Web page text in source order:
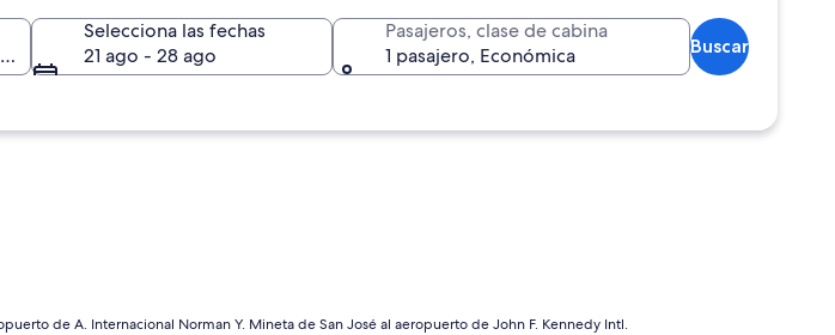
Selecciona las fechas
21 ago - 28 ago
Pasajeros, clase de cabina
1 pasajero, Económica
Buscar
de A. Internacional Norman Y. Mineta de San José al aeropuerto de John F. Kennedy Intl.